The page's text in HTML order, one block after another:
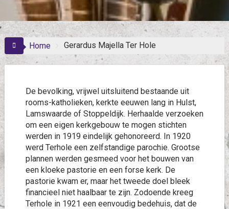
Home Gerardus Majella Ter Hole
De bevolking, vrijwel uitsluitend bestaande uit
rooms-katholieken, kerkte eeuwen lang in Hulst,
Lamswaarde of Stoppeldijk. Herhaalde verzoeken
om een eigen kerkgebouw te mogen stichten
werden in 1919 eindelijk gehonoreerd. In 1920
werd Terhole een zelfstandige parochie. Grootse
plannen werden gesmeed voor het bouwen van
een kloeke pastorie en een forse kerk. De
pastorie kwam er, maar het tweede doel bleek
financieel niet haalbaar te zijn. Zodoende kreeg
Terhole in 1921 een eenvoudig bedehuis, dat de